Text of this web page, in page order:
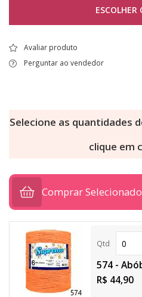
ESCOLHER
Avaliar produto
Perguntar ao vendedor
Selecione as quantidades
clique em
Comprar
574 -
R$ 44,90